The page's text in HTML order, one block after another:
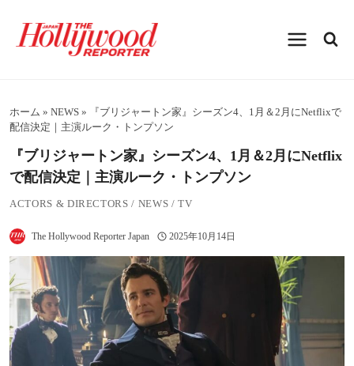
プホーム » NEWS »
『ブリジャートン家』シーズン4、1月＆2月にNetflixで
配信決定｜主演ルーク・トンプソン
『ブリジャートン家』シーズン4、1月＆2月にNetflix
で配信決定｜主演ルーク・トンプソン
ACTORS & DIRECTORS / NEWS /TV
The Hollywood Reporter Japan 2025年10月14日